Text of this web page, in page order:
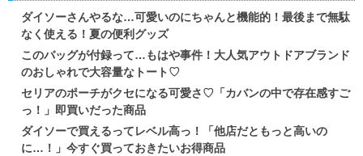
ダイソーさんやるな…可愛いのにちゃんと機能的！最後まで無駄
なく使える！夏の便利グッズ
このバッグが付録って…もはや事件！大人気アウトドアブランド
のおしゃれで大容量なトート♡
セリアのポーチがクセになる可愛さ♡「カバンの中で存在感すご
っ！」即買いだった商品
ダイソーで買えるってレベル高っ！「他店だともっと高いの
に…！」今すぐ買っておきたいお得商品